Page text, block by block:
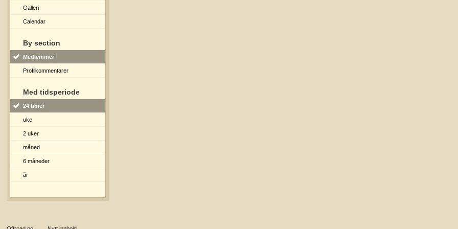
Galleri
Calendar
By section
Medlemmer
Profilkommentarer
Med tidsperiode
24 timer
uke
2 uker
måned
6 måneder
år